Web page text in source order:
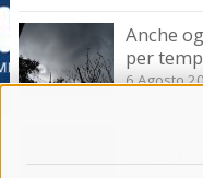
Anche
per
6 Agosto
Napoli-